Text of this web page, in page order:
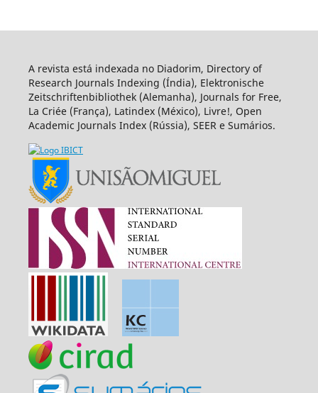
A revista está indexada no Diadorim, Directory of
Research Journals Indexing (Índia), Elektronische
Zeitschriftenbibliothek (Alemanha), Journals for Free,
La Criée (França), Latindex (México), Livre!, Open
Academic Journals Index (Rússia), SEER e Sumários.